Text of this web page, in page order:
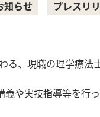
知らせ プレスリ
る、現職の理学療法
や実技指導等を行っ